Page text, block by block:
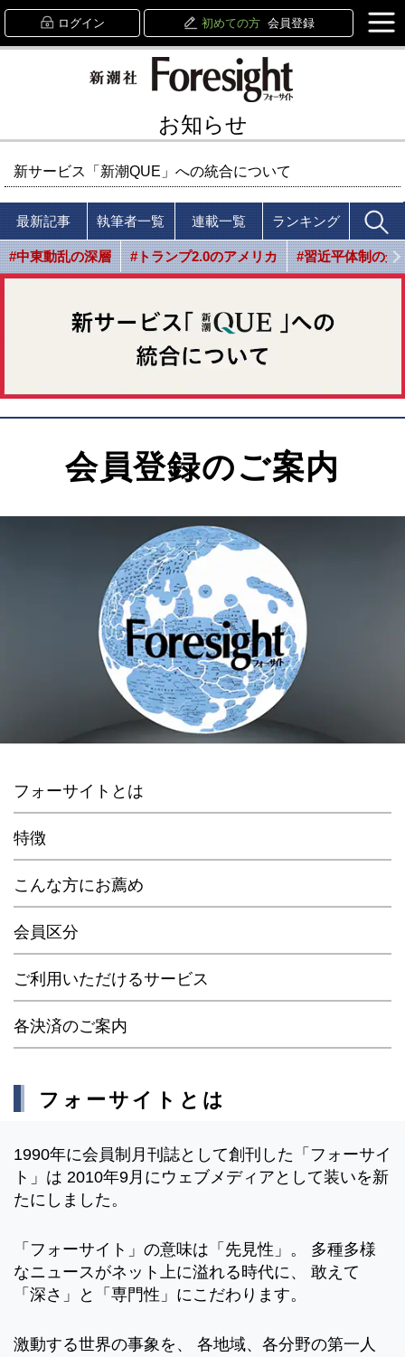
ログイン 初めての方 会員登録
お知らせ
新サービス「新潮QUE」への統合について
最新記事 執筆者一覧 連載一覧 ランキング
#中東動乱の深層 #トランプ2.0のアメリカ #習近平体制の光
会員登録のご案内
フォーサイトとは
特徴
こんな方にお薦め
会員区分
ご利用いただけるサービス
各決済のご案内
フォーサイトとは
1990年に会員制月刊誌として創刊した「フォーサイ
ト」は 2010年9月にウェブメディアとして装いを新
たにしました。
「フォーサイト」の意味は「先見性」。 多種多様
なニュースがネット上に溢れる時代に、 敢えて
「深さ」と「専門性」にこだわります。
激動する世界の事象を、 各地域、各分野の第一人